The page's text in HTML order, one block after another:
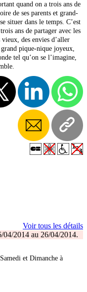
quand on a trois ans de
de ses parents et grand-
situer dans le temps. C’est
ans de partager avec les
des envies d’aller
pique-nique joyeux,
tel qu’on se l’imagine,
Voir tous les détails
04/2014 au 26/04/2014.
et Dimanche à